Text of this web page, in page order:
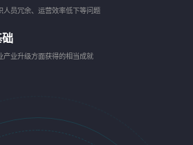
人员冗余、运营效率低下等问题
础
产业升级方面获得的相当成就